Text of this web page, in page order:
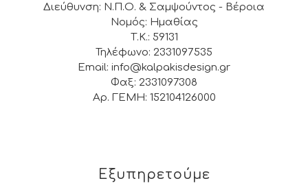
Διεύθυνση: Ν.Π.Ο. & Σαμψούντος - Βέροια
Νομός: Ημαθίας
Τ.Κ.: 59131
Τηλέφωνο: 2331097535
Email: info@kalpakisdesign.gr
Φαξ: 2331097308
Αρ. ΓΕΜΗ: 152104126000
Εξυπηρετούμε